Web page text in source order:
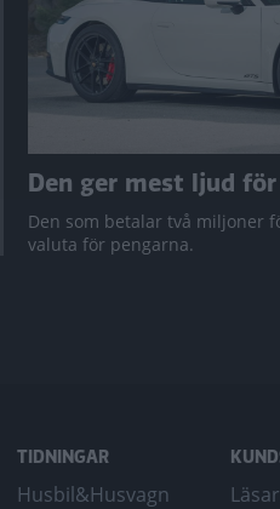
Den ger mest ljud
Den som betalar två miljoner
valuta för pengarna.
TIDNINGAR
Husbil&Husvagn